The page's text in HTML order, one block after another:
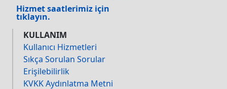
Hizmet saatlerimiz için
tıklayın.
KULLANIM
Kullanıcı Hizmetleri
Sıkça Sorulan Sorular
Erişilebilirlik
KVKK Aydınlatma Metni